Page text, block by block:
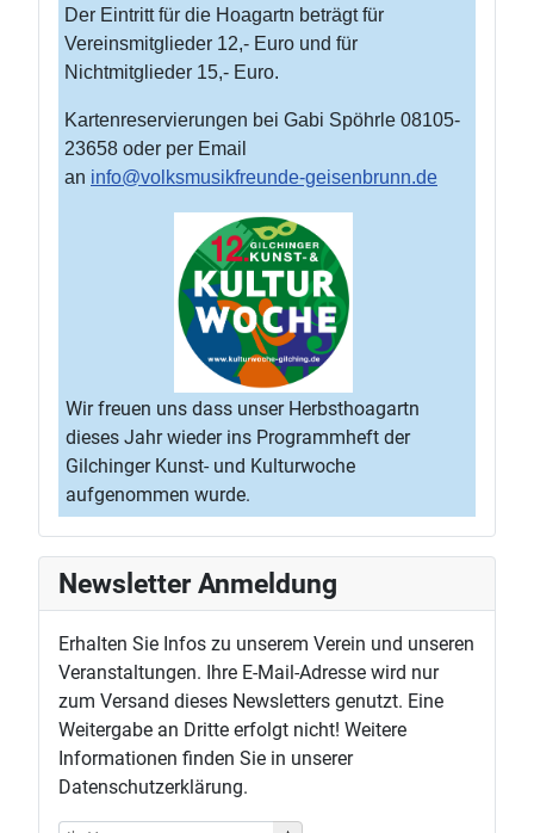
Der Eintritt für die Hoagartn beträgt für
Vereinsmitglieder 12,- Euro und für
Nichtmitglieder 15,- Euro.
Kartenreservierungen bei Gabi Spöhrle 08105-
23658 oder per Email
an info@volksmusikfreunde-geisenbrunn.de
Wir freuen uns dass unser Herbsthoagartn
dieses Jahr wieder ins Programmheft der
Gilchinger Kunst- und Kulturwoche
aufgenommen wurde.
Newsletter Anmeldung
Erhalten Sie Infos zu unserem Verein und unseren
Veranstaltungen. Ihre E-Mail-Adresse wird nur
zum Versand dieses Newsletters genutzt. Eine
Weitergabe an Dritte erfolgt nicht! Weitere
Informationen finden Sie in unserer
Datenschutzerklärung.